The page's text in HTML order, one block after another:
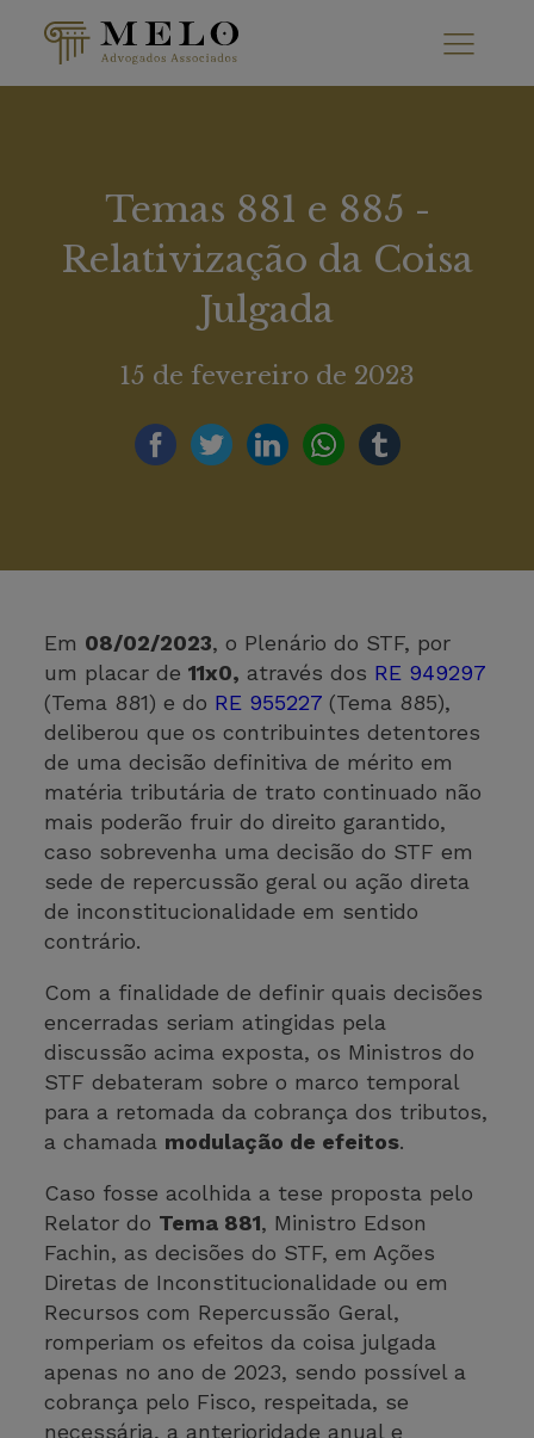
Temas 881 e 885 -
Relativização da Coisa
Julgada
15 de fevereiro de 2023
Em 08/02/2023, o Plenário do STF, por
um placar de11x0, através dos RE 949297
(Tema 881) e do RE 955227 (Tema 885),
deliberou que os contribuintes detentores
de uma decisão definitiva de mérito em
matéria tributária de trato continuado não
mais poderão fruir do direito garantido,
caso sobrevenha uma decisão do STF em
sede de repercussão geral ou ação direta
de inconstitucionalidade em sentido
contrário.
Com a finalidade de definir quais decisões
encerradas seriam atingidas pela
discussão acima exposta, os Ministros do
STF debateram sobre o marco temporal
para a retomada da cobrança dos tributos,
a chamada modulação de efeitos.
Caso fosse acolhida a tese proposta pelo
Relator do Tema 881, Ministro Edson
Fachin, as decisões do STF, em Ações
Diretas de Inconstitucionalidade ou em
Recursos com Repercussão Geral,
romperiam os efeitos da coisa julgada
apenas no ano de 2023, sendo possível a
cobrança pelo Fisco, respeitada, se
necessária, a anterioridade anual e